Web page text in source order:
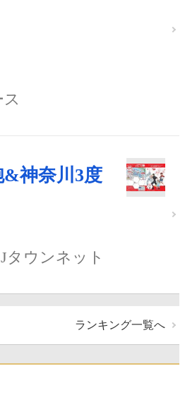
神奈川3度
Jタウンネット
ランキング一覧へ